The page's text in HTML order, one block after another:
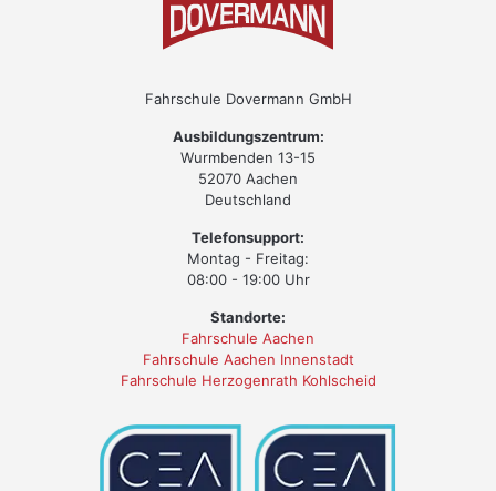
Fahrschule Dovermann GmbH
Ausbildungszentrum:
Wurmbenden 13-15
52070 Aachen
Deutschland
Telefonsupport:
Montag - Freitag:
08:00 - 19:00 Uhr
Standorte:
Fahrschule Aachen
Fahrschule Aachen Innenstadt
Fahrschule Herzogenrath Kohlscheid